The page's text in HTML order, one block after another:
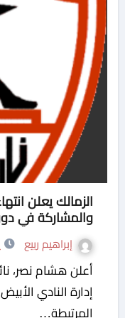
الزمالك يعلن
والمشاركة في
إبراهيم ربيع
أعلن هشام نصر، نائب رئيس نادي الزمالك، أن مجلس
إدارة النادي
المرتبطة…